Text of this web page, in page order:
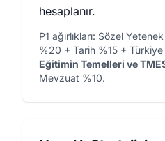
hesaplanır.
P1 ağırlıkları: Sözel
%20 + Tarih %15 + Türkiye
Eğitimin Temelleri ve
Mevzuat %10.